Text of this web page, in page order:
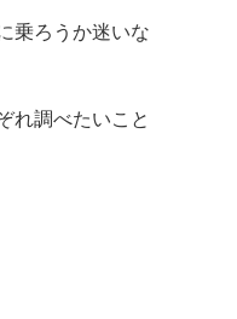
乗ろうか迷いな
れ調べたいこと